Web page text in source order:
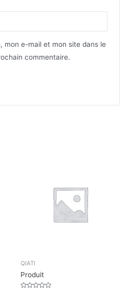
mon e-mail et mon site dans le
commentaire.
QIATI
Produit